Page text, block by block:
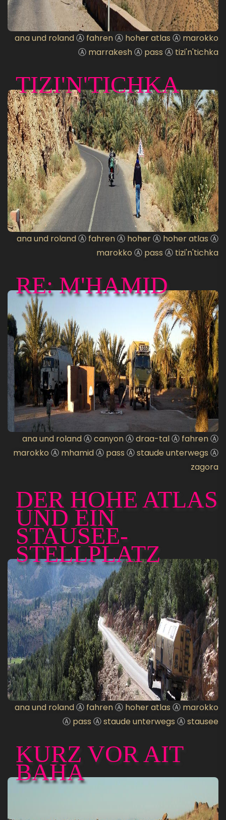
ana und rolandⒶ fahrenⒶ hoher atlas Ⓐ marokko
Ⓐ marrakeshⒶ pass Ⓐ tizi'n'tichka
TIZI'N'TICHKA
ana und rolandⒶ fahrenⒶ hoherⒶ hoher atlas Ⓐ
marokko Ⓐ pass Ⓐ tizi'n'tichka
RE: M'HAMID
ana und rolandⒶcanyonⒶdraa-talⒶ fahrenⒶ
marokko Ⓐ mhamidⒶ pass Ⓐstaude unterwegs Ⓐ
zagora
DER HOHE ATLAS
UND EIN
STAUSEE-
STELLPLATZ
ana und rolandⒶ fahrenⒶ hoher atlas Ⓐ marokko
Ⓐ pass Ⓐstaude unterwegs Ⓐstausee
KURZ VOR AIT
BAHA